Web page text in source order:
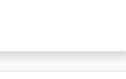
ネクスト西淀店】土曜限定イ